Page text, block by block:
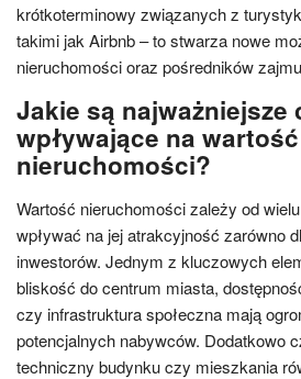
krótkoterminowy związanych z
takimi jak Airbnb – to stwarza nowe
nieruchomości oraz pośredników
Jakie są najważniejsze
wpływające na wartość
nieruchomości?
Wartość nieruchomości zależy od
wpływać na jej atrakcyjność zarówno
inwestorów. Jednym z kluczowych
bliskość do centrum miasta,
czy infrastruktura społeczna mają
potencjalnych nabywców. Dodatkowo
techniczny budynku czy mieszkania